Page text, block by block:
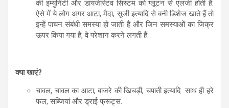
की इम्युनिटी और डायजेस्टिव सिस्टम को ग्लूटन से एलर्जी होती है.
ऐसे में ये लोग अगर आटा, मैदा, सूजी इत्यादि से बनी डिशेज खाते हैं तो
इन्हें पाचन संबंधी समस्या हो जाती है और जिन समस्याओं का जिक्र
ऊपर किया गया है, वे परेशान करने लगती हैं.
क्या खाएं?
चावल, चावल का आटा, बाजरे की खिचड़ी, चपाती इत्यादि. साथ ही हरे
फल, सब्जियां और ड्राई फ्रूट्स.